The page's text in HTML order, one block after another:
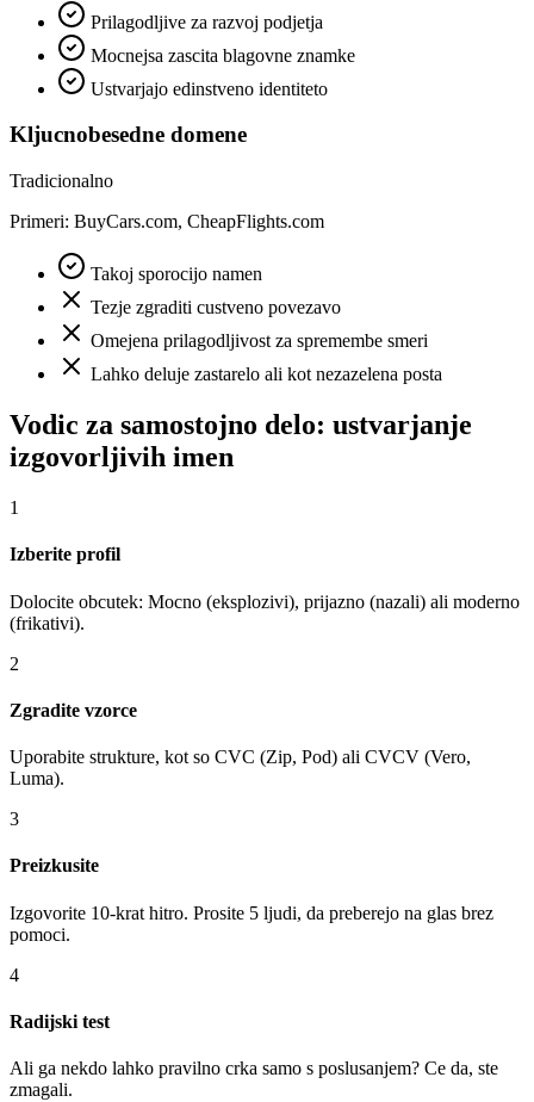
Prilagodljive za razvoj podjetja
Mocnejsa zascita blagovne znamke
Ustvarjajo edinstveno identiteto
Kljucnobesedne domene
Tradicionalno
Primeri: BuyCars.com, CheapFlights.com
Takoj sporocijo namen
Tezje zgraditi custveno povezavo
Omejena prilagodljivost za spremembe smeri
Lahko deluje zastarelo ali kot nezazelena posta
Vodic za samostojno delo: ustvarjanje
izgovorljivih imen
1
Izberite profil
Dolocite obcutek: Mocno (eksplozivi), prijazno (nazali) ali moderno
(frikativi).
2
Zgradite vzorce
Uporabite strukture, kot so CVC (Zip, Pod) ali CVCV (Vero,
Luma).
3
Preizkusite
Izgovorite 10-krat hitro. Prosite 5 ljudi, da preberejo na glas brez
pomoci.
4
Radijski test
Ali ga nekdo lahko pravilno crka samo s poslusanjem? Ce da, ste
zmagali.